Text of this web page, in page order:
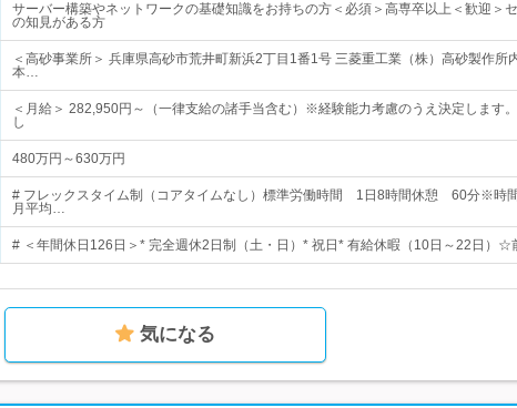
サーバー構築やネットワークの基礎知識をお持ちの方＜必須＞高専卒以上＜歓迎＞
の知見がある方
＜高砂事業所＞ 兵庫県高砂市荒井町新浜2丁目1番1号 三菱重工業（株）高砂製作
本…
＜月給＞ 282,950円～（一律支給の諸手当含む）※経験能力考慮のうえ決定します
し
480万円～630万円
# フレックスタイム制（コアタイムなし）標準労働時間 1日8時間休憩 60分※時
月平均…
# ＜年間休日126日＞* 完全週休2日制（土・日）* 祝日* 有給休暇（10日～22日）
気になる